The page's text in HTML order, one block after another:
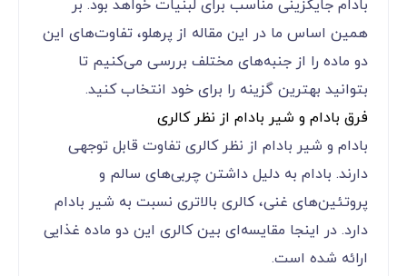
بادام جایگزینی مناسب برای لبنیات خواهد بود. بر
همین اساس ما در این مقاله از پرهلو، تفاوت‌های این
دو ماده را از جنبه‌های مختلف بررسی می‌کنیم تا
بتوانید بهترین گزینه را برای خود انتخاب کنید.
فرق بادام و شیر بادام از نظر کالری
بادام و شیر بادام از نظر کالری تفاوت قابل توجهی
دارند. بادام به دلیل داشتن چربی‌های سالم و
پروتئین‌های غنی، کالری بالاتری نسبت به شیر بادام
دارد. در اینجا مقایسه‌ای بین کالری این دو ماده غذایی
ارائه شده است.